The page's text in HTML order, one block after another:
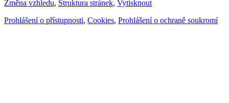
Změna vzhledu, Struktura stránek, Vytisknout
Prohlášení o přístupnosti, Cookies, Prohlášení o ochraně soukromí